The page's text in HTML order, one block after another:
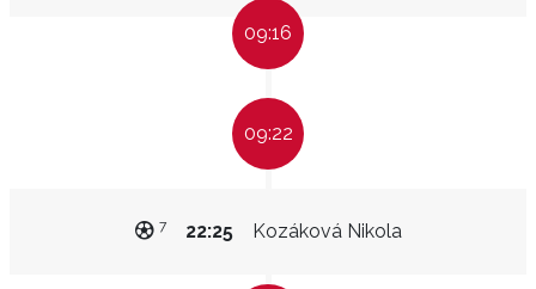
09:16
09:22
Kozáková Nikola
22:25
7